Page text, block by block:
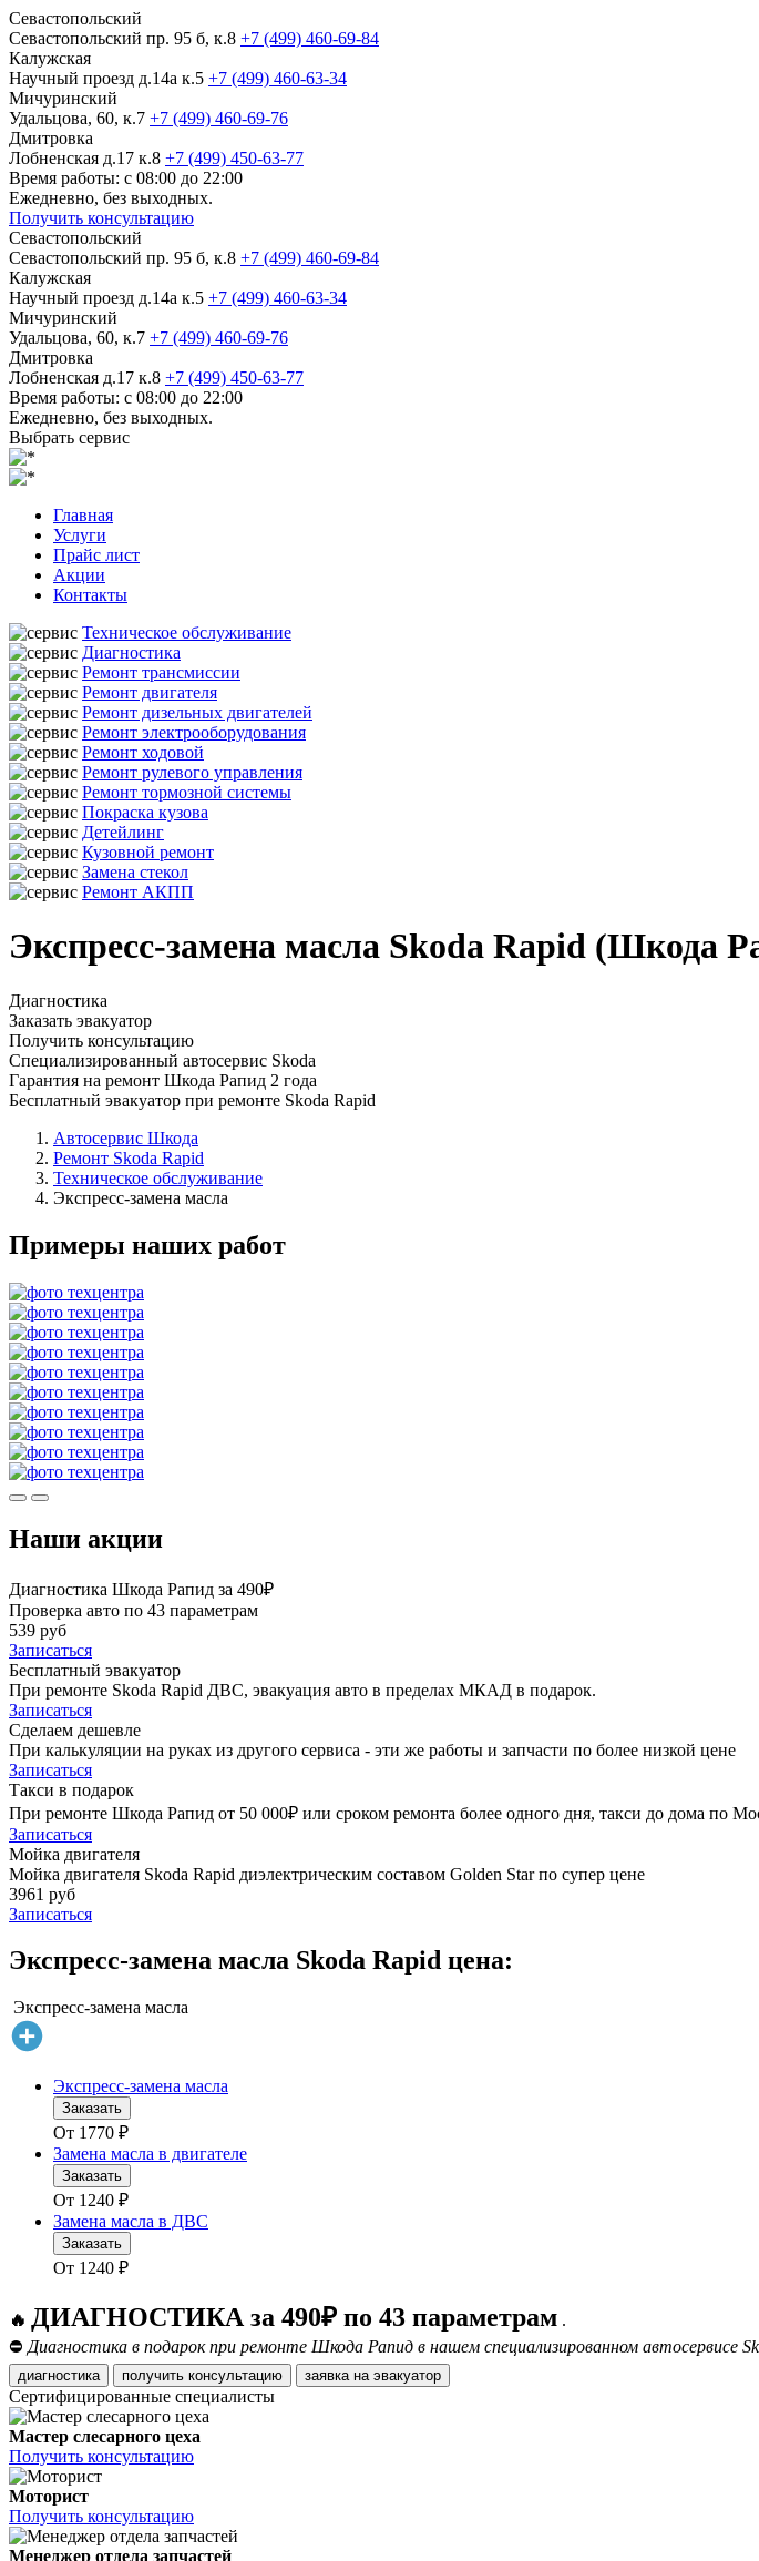
Севастопольский
Севастопольский пр. 95 б, к.8 +7 (499) 460-69-84
Калужская
Научный проезд д.14а к.5 +7 (499) 460-63-34
Мичуринский
Удальцова, 60, к.7 +7 (499) 460-69-76
Дмитровка
Лобненская д.17 к.8 +7 (499) 450-63-77
Время работы: с 08:00 до 22:00
Ежедневно, без выходных.
Получить консультацию
Севастопольский
Севастопольский пр. 95 б, к.8 +7 (499) 460-69-84
Калужская
Научный проезд д.14а к.5 +7 (499) 460-63-34
Мичуринский
Удальцова, 60, к.7 +7 (499) 460-69-76
Дмитровка
Лобненская д.17 к.8 +7 (499) 450-63-77
Время работы: с 08:00 до 22:00
Ежедневно, без выходных.
Выбрать сервис
Главная
Услуги
Прайс лист
Акции
Контакты
Техническое обслуживание
Диагностика
Ремонт трансмиссии
Ремонт двигателя
Ремонт дизельных двигателей
Ремонт электрооборудования
Ремонт ходовой
Ремонт рулевого управления
Ремонт тормозной системы
Покраска кузова
Детейлинг
Кузовной ремонт
Замена стекол
Ремонт АКПП
Экспресс-замена масла Skoda Rapid (Шкода
Диагностика
Заказать эвакуатор
Получить консультацию
Специализированный автосервис Skoda
Гарантия на ремонт Шкода Рапид 2 года
Бесплатный эвакуатор при ремонте Skoda Rapid
Автосервис Шкода
Ремонт Skoda Rapid
Техническое обслуживание
Экспресс-замена масла
Примеры наших работ
Наши акции
Диагностика Шкода Рапид за 490₽
Проверка авто по 43 параметрам
539 руб
Записаться
Бесплатный эвакуатор
При ремонте Skoda Rapid ДВС, эвакуация авто в пределах МКАД в подарок.
Записаться
Сделаем дешевле
При калькуляции на руках из другого сервиса - эти же работы и запчасти по более низкой цене
Записаться
Такси в подарок
При ремонте Шкода Рапид от 50 000₽ или сроком ремонта более одного дня, такси до дома по
Записаться
Мойка двигателя
Мойка двигателя Skoda Rapid диэлектрическим составом Golden Star по супер цене
3961 руб
Записаться
Экспресс-замена масла Skoda Rapid цена:
Экспресс-замена масла
Экспресс-замена масла
Заказать
От 1770 ₽
Замена масла в двигателе
Заказать
От 1240 ₽
Замена масла в ДВС
Заказать
От 1240 ₽
🔥 ДИАГНОСТИКА за 490₽ по 43 параметрам .
⛔ Диагностика в подарок при ремонте Шкода Рапид в нашем специализированном автосервисе
диагностика получить консультацию заявка на эвакуатор
Сертифицированные специалисты
Мастер слесарного цеха
Получить консультацию
Моторист
Получить консультацию
Менеджер отдела запчастей